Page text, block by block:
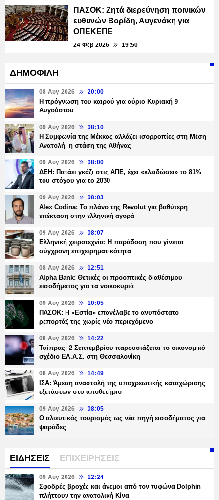
ΠΑΣΟΚ: Ζητά διερεύνηση ποινικών
ευθυνών Βορίδη, Αυγενάκη για
ΟΠΕΚΕΠΕ
24 Φεβ 2026 19:50
ΔΗΜΟΦΙΛΗ
08 Αυγ 2026 20:00
Η πρόγνωση του καιρού για αύριο Κυριακή 9
Αυγούστου
09 Αυγ 2026 08:10
Η Συμφωνία της Μέκκας αλλάζει ισορροπίες στη Μέση
Ανατολή, η στάση της Αθήνας
09 Αυγ 2026 08:00
ΔΕΗ: Πατάει γκάζι στις ΑΠΕ, έχει «κλειδώσει» το 81%
του στόχου για το 2030
09 Αυγ 2026 08:03
Alex Codina: Το πλάνο της Revolut για βαθύτερη
επέκταση στην ελληνική αγορά
09 Αυγ 2026 08:07
Ελληνική χειροτεχνία: Η παράδοση που γίνεται
σύγχρονη επιχειρηματικότητα
08 Αυγ 2026 12:51
Alpha Bank: Θετικές οι προοπτικές διαθέσιμου
εισοδήματος για τα νοικοκυριά
09 Αυγ 2026 10:05
ΠΑΣΟΚ: Η «Εστία» επανέλαβε το ανυπόστατο
ρεπορτάζ της χωρίς νέο περιεχόμενο
08 Αυγ 2026 14:22
Τσίπρας: 2 Σεπτεμβρίου παρουσιάζεται το οικονομικό
σχέδιο ΕΛ.Α.Σ. στη Θεσσαλονίκη
08 Αυγ 2026 14:49
ΙΣΑ: Άμεση αναστολή της υποχρεωτικής καταχώρισης
εξετάσεων στο αποθετήριο
09 Αυγ 2026 08:05
Ο αλιευτικός τουρισμός ως νέα πηγή εισοδήματος για
ψαράδες
ΕΙΔΗΣΕΙΣ ΕΠΙΧΕΙΡΗΣΕΙΣ
09 Αυγ 2026 12:24
Σφοδρές βροχές και άνεμοι από τον τυφώνα Dolphin
πλήττουν την ανατολική Κίνα